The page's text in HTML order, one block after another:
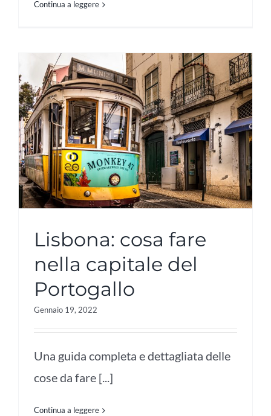
Continua a leggere
Lisbona: cosa fare
nella capitale del
Portogallo
Gennaio 19, 2022
Una guida completa e dettagliata delle
cose da fare [...]
Continua a leggere